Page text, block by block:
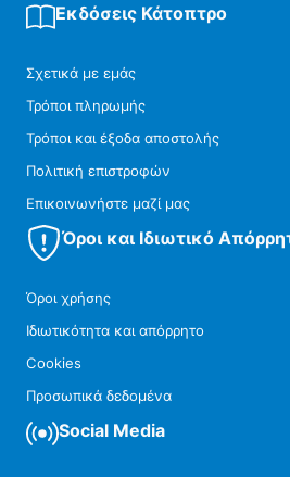
Εκδόσεις Κάτοπτρο
Σχετικά με εμάς
Τρόποι πληρωμής
Τρόποι και έξοδα αποστολής
Πολιτική επιστροφών
Επικοινωνήστε μαζί μας
Όροι και Ιδιωτικό
Όροι χρήσης
Ιδιωτικότητα και απόρρητο
Cookies
Προσωπικά δεδομένα
Social Media